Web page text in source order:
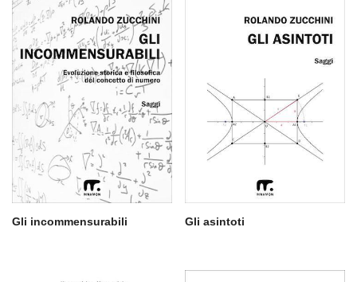
Gli incommensurabili Gli asintoti